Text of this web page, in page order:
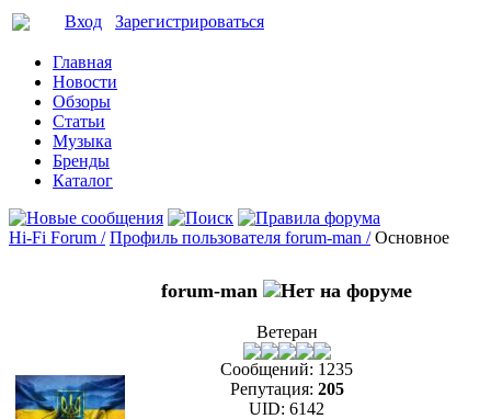
Вход Зарегистрироваться
Главная
Новости
Обзоры
Статьи
Музыка
Бренды
Каталог
Hi-Fi Forum / Профиль пользователя forum-man / Основное
forum-man
Ветеран
Сообщений: 1235
Репутация: 205
UID: 6142